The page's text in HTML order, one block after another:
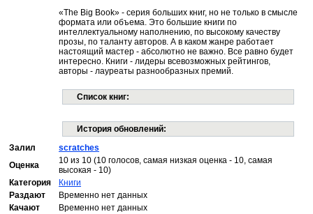
«The Big Book» - серия больших книг, но не только в смысле
формата или объема. Это большие книги по
интеллектуальному наполнению, по высокому качеству
прозы, по таланту авторов. А в каком жанре работает
настоящий мастер - абсолютно не важно. Все равно будет
интересно. Книги - лидеры всевозможных рейтингов,
авторы - лауреаты разнообразных премий.
Список книг:
История обновлений:
Залил
scratches
Оценка
10 из 10 (10 голосов, самая низкая оценка - 10, самая
высокая - 10)
Категория
Книги
Раздают
Временно нет данных
Качают
Временно нет данных